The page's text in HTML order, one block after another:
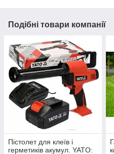
Подібні товари компанії
Пістолет для клеїв і
герметиків акумул. YATO: